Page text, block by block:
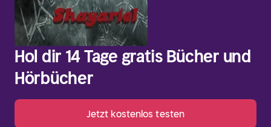
Hol dir 14 Tage gratis Bücher und
Hörbücher
Jetzt kostenlos testen